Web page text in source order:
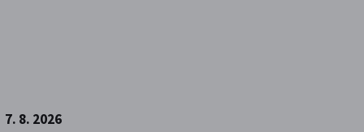
7. 8. 2026